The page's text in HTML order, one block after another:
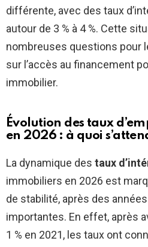
différente, avec des taux
autour de 3 % à 4 %. Cette
nombreuses questions pour
sur l’accès au financement
immobilier.
Évolution des taux
en 2026 : à quoi
La dynamique des taux
immobiliers en 2026 est
de stabilité, après des
importantes. En effet, après
1 % en 2021, les taux ont